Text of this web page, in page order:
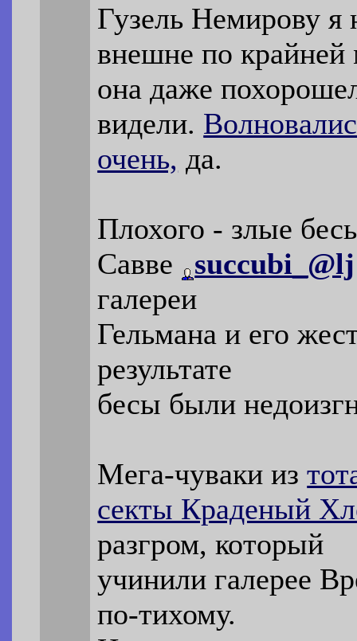
Гузель Немирову я
внешне по крайней
она даже
видели.
очень, да.
Плохого - злые
Савве
succubi_@lj
галереи
Гельмана и его
результате
бесы были
Мега-чуваки из
секты Краденый
разгром, который
учинили галерее
по-тихому.